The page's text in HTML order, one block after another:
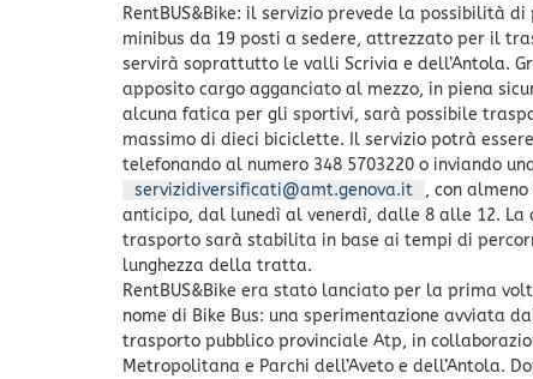
RentBUS&Bike: il servizio prevede la possibilità
minibus da 19 posti a sedere, attrezzato per il
servirà soprattutto le valli Scrivia e dell’Antola.
apposito cargo agganciato al mezzo, in piena
alcuna fatica per gli sportivi, sarà possibile
massimo di dieci biciclette. Il servizio potrà
telefonando al numero 348 5703220 o inviando
servizidiversificati@amt.genova.it
, con
anticipo, dal lunedì al venerdì, dalle 8 alle 12. La
trasporto sarà stabilita in base ai tempi di
lunghezza della tratta.
RentBUS&Bike era stato lanciato per la prima
nome di Bike Bus: una sperimentazione avviata
trasporto pubblico provinciale Atp, in
Metropolitana e Parchi dell’Aveto e dell’Antola.